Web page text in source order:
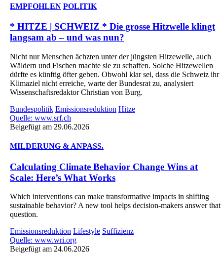
EMPFOHLEN POLITIK
* HITZE | SCHWEIZ * Die grosse Hitzwelle klingt
langsam ab – und was nun?
Nicht nur Menschen ächzten unter der jüngsten Hitzewelle, auch
Wäldern und Fischen machte sie zu schaffen. Solche Hitzewellen
dürfte es künftig öfter geben. Obwohl klar sei, dass die Schweiz ihr
Klimaziel nicht erreiche, warte der Bundesrat zu, analysiert
Wissenschaftsredaktor Christian von Burg.
Bundespolitik Emissionsreduktion Hitze
Quelle: www.srf.ch
Beigefügt am 29.06.2026
MILDERUNG & ANPASS.
Calculating Climate Behavior Change Wins at
Scale: Here’s What Works
Which interventions can make transformative impacts in shifting
sustainable behavior? A new tool helps decision-makers answer that
question.
Emissionsreduktion Lifestyle Suffizienz
Quelle: www.wri.org
Beigefügt am 24.06.2026